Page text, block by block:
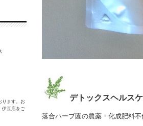
デトックスヘル
落合ハーブ園の農薬・化成肥料
ります。お
伊豆店をご